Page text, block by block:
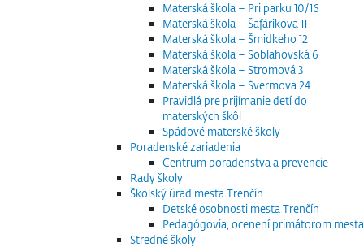
Materská škola – Pri parku 10/16
Materská škola – Šafárikova 11
Materská škola – Šmidkeho 12
Materská škola – Soblahovská 6
Materská škola – Stromová 3
Materská škola – Švermova 24
Pravidlá pre prijímanie detí do
materských škôl
Spádové materské školy
Poradenské zariadenia
Centrum poradenstva a prevencie
Rady školy
Školský úrad mesta Trenčín
Detské osobnosti mesta Trenčín
Pedagógovia, ocenení primátorom mesta
Stredné školy